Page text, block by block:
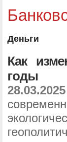
Деньги
Как
годы
28.03.2025